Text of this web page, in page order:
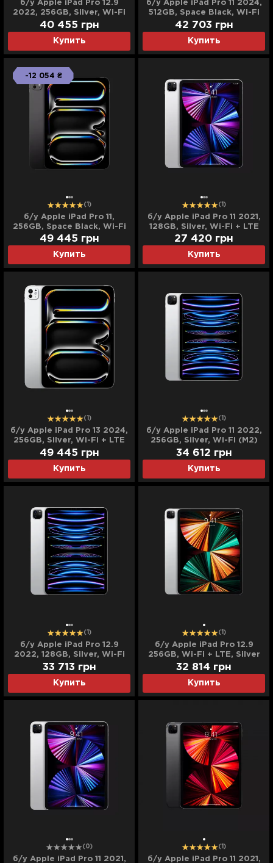
б/у Apple iPad Pro 12.9
2022, 256GB, Silver, Wi-Fi
+ LTE (M2) (MP213/MP613)
Купить
40 455 грн
б/у Apple iPad Pro 11 2024,
512GB, Space Black, Wi-Fi
(M4) (MVVC3)
Купить
42 703 грн
-12 054 ₴
(1)
б/у Apple iPad Pro 11,
256GB, Space Black, Wi-Fi
+ LTE (M5) (ME2N4) (2025)
Купить
49 445 грн
(1)
б/у Apple iPad Pro 11 2021,
128GB, Silver, Wi-Fi + LTE
(M1) (MHMU3, MHW63)
Купить
27 420 грн
(1)
б/у Apple iPad Pro 13 2024,
256GB, Silver, Wi-Fi + LTE
(M4) (MVXT3)
Купить
49 445 грн
(1)
б/у Apple iPad Pro 11 2022,
256GB, Silver, Wi-Fi (M2)
(MNXG3)
Купить
34 612 грн
(1)
б/у Apple iPad Pro 12.9
2022, 128GB, Silver, Wi-Fi
(M2) (MNXQ3)
Купить
33 713 грн
(1)
б/у Apple iPad Pro 12.9
256GB, Wi-Fi + LTE, Silver
(2021)
Купить
32 814 грн
(0)
б/у Apple iPad Pro 11 2021,
(1)
б/у Apple iPad Pro 11 2021,